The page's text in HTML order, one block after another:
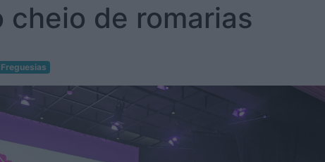
cheio de romarias
Freguesias